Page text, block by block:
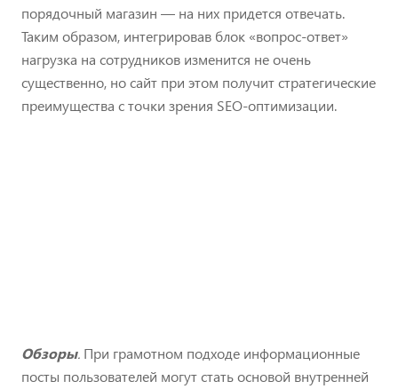
порядочный магазин — на них придется отвечать.
Таким образом, интегрировав блок «вопрос-ответ»
нагрузка на сотрудников изменится не очень
существенно, но сайт при этом получит стратегические
преимущества с точки зрения SEO-оптимизации.
Обзоры. При грамотном подходе информационные
посты пользователей могут стать основой внутренней